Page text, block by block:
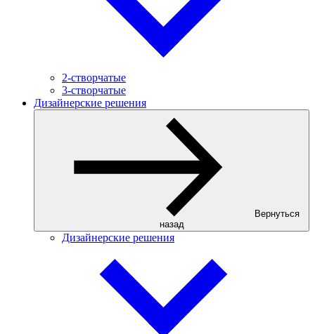
2-створчатые
3-створчатые
Дизайнерские решения
Вернуться
назад
Дизайнерские решения